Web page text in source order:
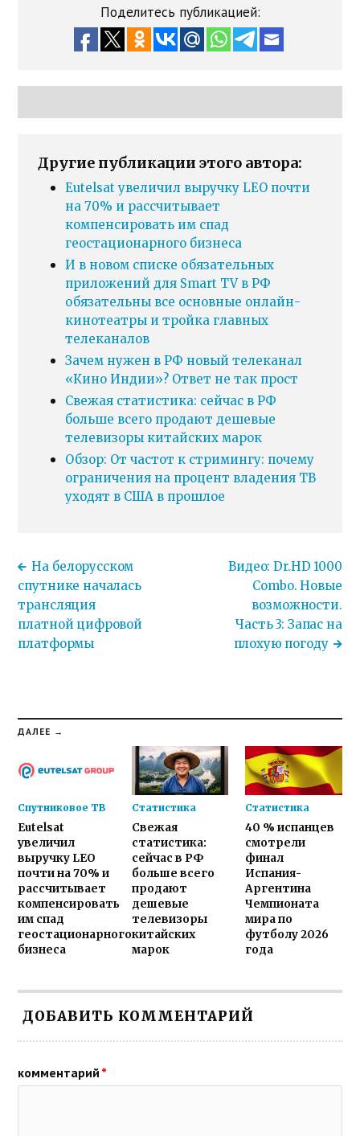
Поделитесь публикацией:
Другие публикации этого автора:
Eutelsat увеличил выручку LEO почти
на 70% и рассчитывает
компенсировать им спад
геостационарного бизнеса
И в новом списке обязательных
приложений для Smart TV в РФ
обязательны все основные онлайн-
кинотеатры и тройка главных
телеканалов
Зачем нужен в РФ новый телеканал
«Кино Индии»? Ответ не так прост
Свежая статистика: сейчас в РФ
больше всего продают дешевые
телевизоры китайских марок
Обзор: От частот к стримингу: почему
ограничения на процент владения ТВ
уходят в США в прошлое
На белорусском
спутнике началась
трансляция
платной цифровой
платформы
Видео: Dr.HD 1000
Combo. Новые
возможности.
Часть 3: Запас на
плохую погоду
ДАЛЕЕ →
Спутниковое ТВ
Eutelsat
увеличил
выручку LEO
почти на 70% и
рассчитывает
компенсировать
им спад
геостационарного
бизнеса
Статистика
Свежая
статистика:
сейчас в РФ
больше всего
продают
дешевые
телевизоры
китайских
марок
Статистика
40 % испанцев
смотрели
финал
Испания-
Аргентина
Чемпионата
мира по
футболу 2026
года
ДОБАВИТЬ КОММЕНТАРИЙ
комментарий *